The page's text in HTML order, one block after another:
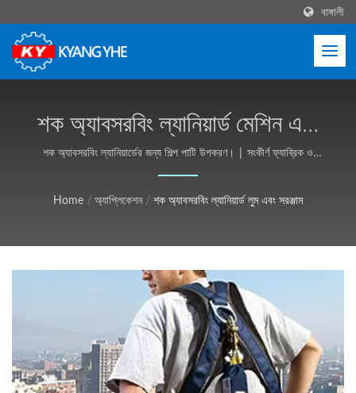
বাঙ্গালী
শক অ্যাবসরবিং ল্যানিয়ার্ড মেশিন এবং
উৎপাদন সমাধান | শিল্প টেক্সটাইল
যন্ত্রপাতি, কাস্টমাইজযোগ্য, ফ্রি কোট
- Kyang Yhe (KY)
শক অ্যাবসরবিং ল্যানিয়ার্ডের জন্য শিল্প পাটি উপকরণ। | সংকীর্ণ ফ্যাব্রিক ও
লেবেল যন্ত্রপাতি, বৈশ্বিক সেবা - Kyang Yhe (KY)
Home / অ্যাপ্লিকেশন / শক অ্যাবসরবিং ল্যানিয়ার্ড লুম এবং সরঞ্জাম